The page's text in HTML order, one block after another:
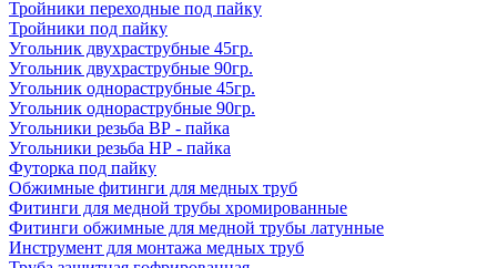
Тройники переходные под пайку
Тройники под пайку
Угольник двухраструбные 45гр.
Угольник двухраструбные 90гр.
Угольник однораструбные 45гр.
Угольник однораструбные 90гр.
Угольники резьба ВР - пайка
Угольники резьба НР - пайка
Футорка под пайку
Обжимные фитинги для медных труб
Фитинги для медной трубы хромированные
Фитинги обжимные для медной трубы латунные
Инструмент для монтажа медных труб